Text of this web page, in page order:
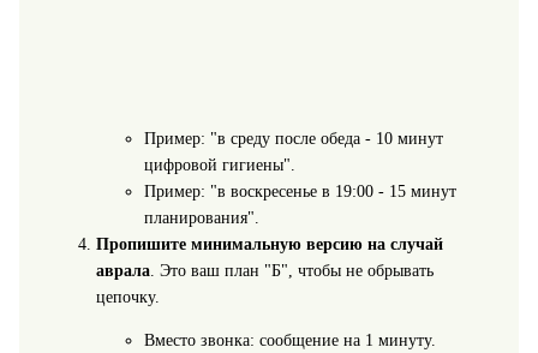
Пример: "в среду после обеда - 10 минут
цифровой гигиены".
Пример: "в воскресенье в 19:00 - 15 минут
планирования".
Пропишите минимальную версию на случай
аврала. Это ваш план "Б", чтобы не обрывать
цепочку.
Вместо звонка: сообщение на 1 минуту.